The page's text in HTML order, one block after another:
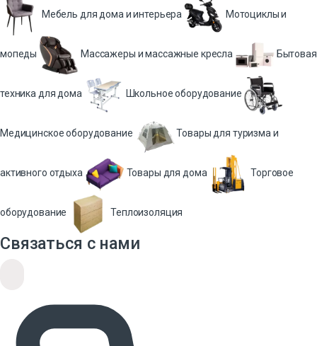
Мебель для дома и интерьера Мотоциклы и
мопеды Массажеры и массажные кресла Бытовая
техника для дома Школьное оборудование
Медицинское оборудование Товары для туризма и
активного отдыха Товары для дома Торговое
оборудование Теплоизоляция
Связаться с нами